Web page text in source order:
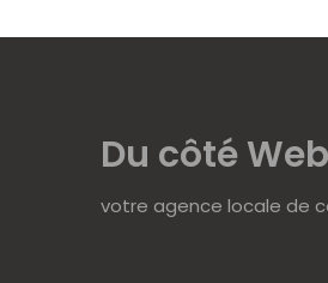
Du côté Web
votre agence locale de